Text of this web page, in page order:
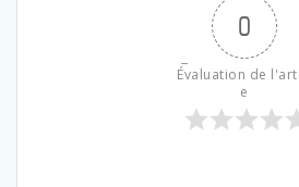
0
Évaluation de
e